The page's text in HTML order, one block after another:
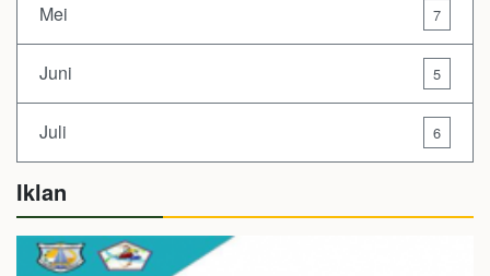
Mei 7
Juni 5
Juli 6
Iklan